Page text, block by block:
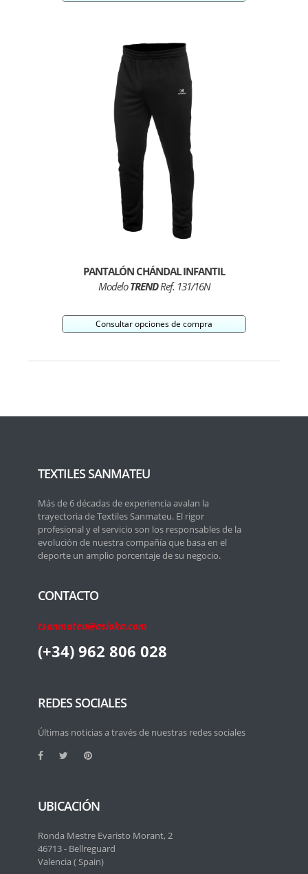
PANTALÓN CHÁNDAL INFANTIL
ModeloTRENDRef. 131/16N
Consultar opciones de compra
TEXTILES SANMATEU
Más de 6 décadas de experiencia avalan la
trayectoria de Textiles Sanmateu. El rigor
profesional y el servicio son los responsables de la
evolución de nuestra compañía que basa en el
deporte un amplio porcentaje de su negocio.
CONTACTO
tsanmateu@asioka.com
(+34) 962 806 028
REDES SOCIALES
Últimas noticias a través de nuestras redes sociales
UBICACIÓN
Ronda Mestre Evaristo Morant, 2
46713 - Bellreguard
Valencia ( Spain)